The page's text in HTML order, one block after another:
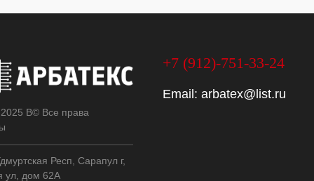
В© Все права
Респ, Сарапул г,
ул, дом 62А
+7 (912)-751-33-24
Email: arbatex@list.ru